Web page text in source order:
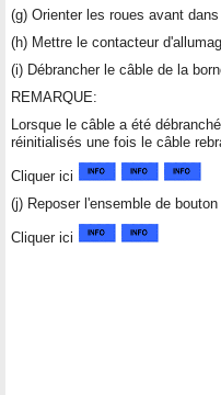
(g) Orienter les roues avant
(h) Mettre le contacteur
(i) Débrancher le câble de la
REMARQUE:
Lorsque le câble a été
réinitialisés une fois le câble
Cliquer ici
(j) Reposer l'ensemble de
Cliquer ici